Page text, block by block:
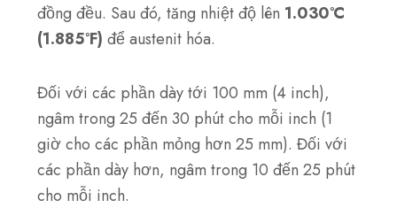
đồng đều. Sau đó, tăng nhiệt độ lên 1.030°C
(1.885°F) để austenit hóa.
Đối với các phần dày tới 100 mm (4 inch),
ngâm trong 25 đến 30 phút cho mỗi inch (1
giờ cho các phần mỏng hơn 25 mm). Đối với
các phần dày hơn, ngâm trong 10 đến 25 phút
cho mỗi inch.